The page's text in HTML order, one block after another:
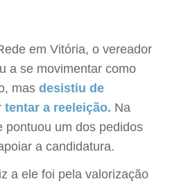
em Vitória, o vereador
a se movimentar como
mas desistiu de
a reeleição. Na
pontuou um dos pedidos
a candidatura.
a ele foi pela valorização